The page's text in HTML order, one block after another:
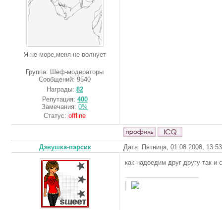
Я не море,меня не волнует
Группа: Шеф-модераторы
Сообщений:9540
Награды: 82
Репутация: 400
Замечания:0%
Статус:offline
Дэвушка-пэрсик Дата: Пятница, 01.08.2008,
как надоедим друг другу так и